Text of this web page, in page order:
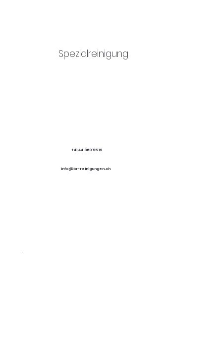
Spezialreinigung
+41 44 860 95 19
info@br-reinigungen.ch